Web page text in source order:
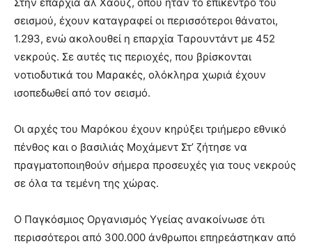
σεισμού, έχουν καταγραφεί οι περισσότεροι θάνατοι,
1.293, ενώ ακολουθεί η επαρχία Ταρουντάντ με 452
νεκρούς. Σε αυτές τις περιοχές, που βρίσκονται
νοτιοδυτικά του Μαρακές, ολόκληρα χωριά έχουν
ισοπεδωθεί από τον σεισμό.
Οι αρχές του Μαρόκου έχουν κηρύξει τριήμερο εθνικό
πένθος και ο βασιλιάς Μοχάμεντ Στ’ ζήτησε να
πραγματοποιηθούν σήμερα προσευχές για τους νεκρούς
σε όλα τα τεμένη της χώρας.
Ο Παγκόσμιος Οργανισμός Υγείας ανακοίνωσε ότι
περισσότεροι από 300.000 άνθρωποι επηρεάστηκαν από